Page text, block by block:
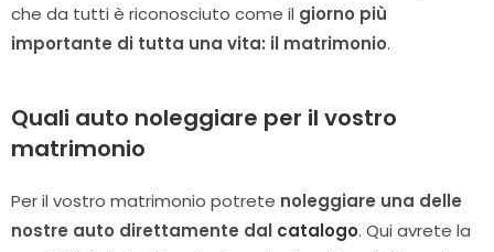
che da tutti è riconosciuto come il giorno più
importante di tutta una vita: il matrimonio.
Quali auto noleggiare per il vostro
matrimonio
Per il vostro matrimonio potrete noleggiare una delle
nostre auto direttamente dal catalogo. Qui avrete la